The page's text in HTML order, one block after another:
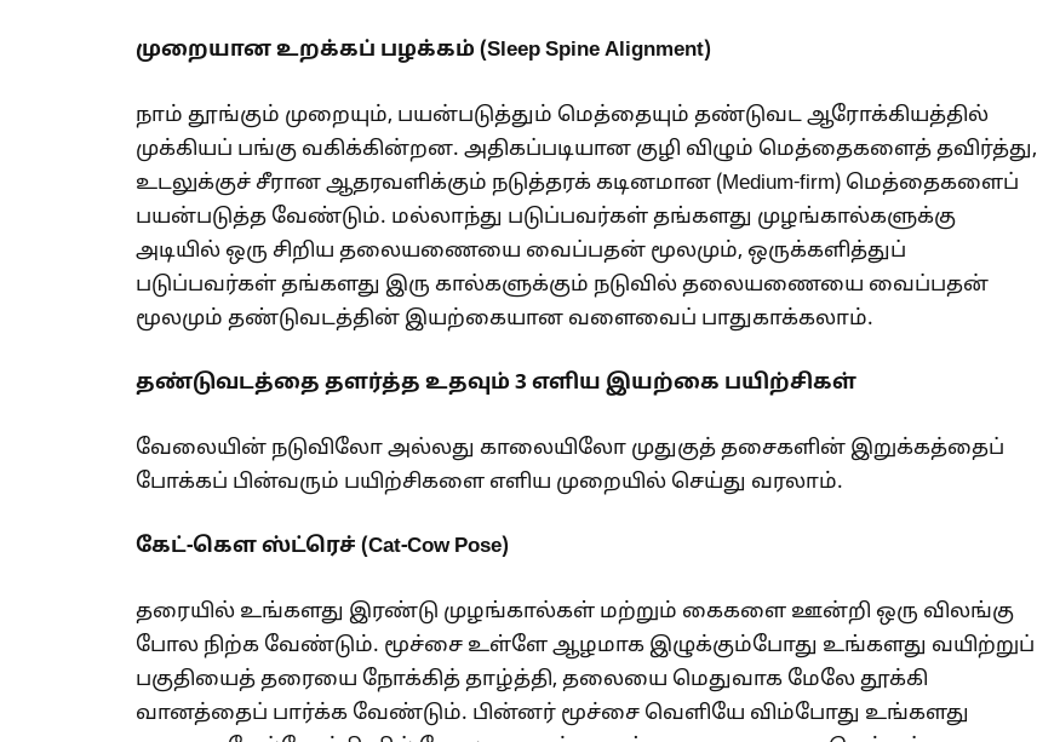
முறையான உறக்கப் பழக்கம் (Sleep Spine Alignment)
நாம் தூங்கும் முறையும், பயன்படுத்தும் மெத்தையும் தண்டுவட ஆரோக்கியத்தில்
முக்கியப் பங்கு வகிக்கின்றன. அதிகப்படியான குழி விழும் மெத்தைகளைத் தவிர்த்து,
உடலுக்குச் சீரான ஆதரவளிக்கும் நடுத்தரக் கடினமான (Medium-firm) மெத்தைகளைப்
பயன்படுத்த வேண்டும். மல்லாந்து படுப்பவர்கள் தங்களது முழங்கால்களுக்கு
அடியில் ஒரு சிறிய தலையணையை வைப்பதன் மூலமும், ஒருக்களித்துப்
படுப்பவர்கள் தங்களது இரு கால்களுக்கும் நடுவில் தலையணையை வைப்பதன்
மூலமும் தண்டுவடத்தின் இயற்கையான வளைவைப் பாதுகாக்கலாம்.
தண்டுவடத்தை தளர்த்த உதவும் 3 எளிய இயற்கை பயிற்சிகள்
வேலையின் நடுவிலோ அல்லது காலையிலோ முதுகுத் தசைகளின் இறுக்கத்தைப்
போக்கப் பின்வரும் பயிற்சிகளை எளிய முறையில் செய்து வரலாம்.
கேட்-கௌ ஸ்ட்ரெச் (Cat-Cow Pose)
தரையில் உங்களது இரண்டு முழங்கால்கள் மற்றும் கைகளை ஊன்றி ஒரு விலங்கு
போல நிற்க வேண்டும். மூச்சை உள்ளே ஆழமாக இழுக்கும்போது உங்களது வயிற்றுப்
பகுதியைத் தரையை நோக்கித் தாழ்த்தி, தலையை மெதுவாக மேலே தூக்கி
வானத்தைப் பார்க்க வேண்டும். பின்னர் மூச்சை வெளியே விம்போது உங்களது